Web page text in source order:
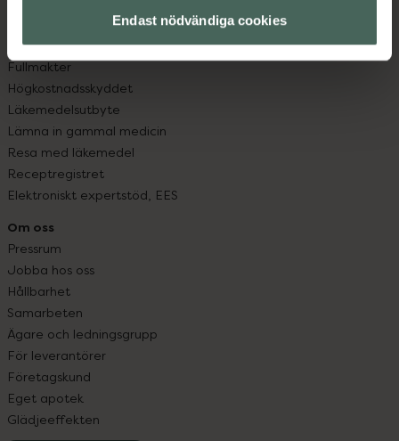
Endast nödvändiga cookies
Om recept och läkemedel
Fullmakter
Högkostnadsskyddet
Läkemedelsutbyte
Lämna in gammal medicin
Resa med läkemedel
Receptregistret
Elektroniskt expertstöd, EES
Om oss
Pressrum
Jobba hos oss
Hållbarhet
Samarbeten
Ägare och ledningsgrupp
För leverantörer
Företagskund
Eget apotek
Glädjeeffekten